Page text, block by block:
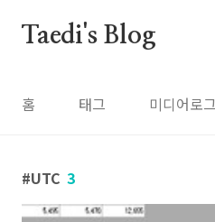
Taedi's Blog
홈 태그 미디어로그
UTC 3